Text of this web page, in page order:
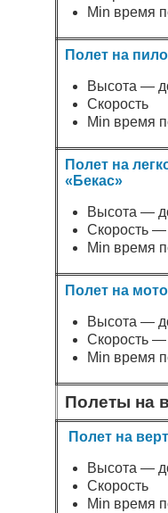
Min время
Полет на
Высота —
Скорость
Min время
Полет на
«Бекас»
Высота —
Скорость —
Min время
Полет на
Высота —
Скорость —
Min время
Полеты на
Полет на
Высота —
Скорость
Min время